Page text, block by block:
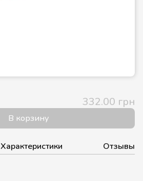
332.00 грн
В корзину
Характеристики
Отзывы